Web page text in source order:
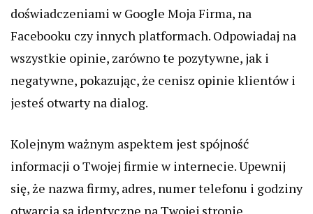
doświadczeniami w Google Moja Firma, na
Facebooku czy innych platformach. Odpowiadaj na
wszystkie opinie, zarówno te pozytywne, jak i
negatywne, pokazując, że cenisz opinie klientów i
jesteś otwarty na dialog.
Kolejnym ważnym aspektem jest spójność
informacji o Twojej firmie w internecie. Upewnij
się, że nazwa firmy, adres, numer telefonu i godziny
otwarcia są identyczne na Twojej stronie